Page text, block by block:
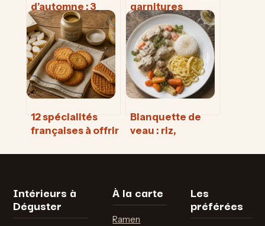
d’automne : 3
réflexes pour
préserver leurs
vitamines et
booster votre
immunité
garnitures
incontournables
pour équilibrer le
fromage coulant
12 spécialités
françaises à offrir
choisir des
transportables
Blanquette de
veau : riz,
ou pâtes fraîches
Intérieurs à
Déguster
À la carte
Ramen
Les
préférées